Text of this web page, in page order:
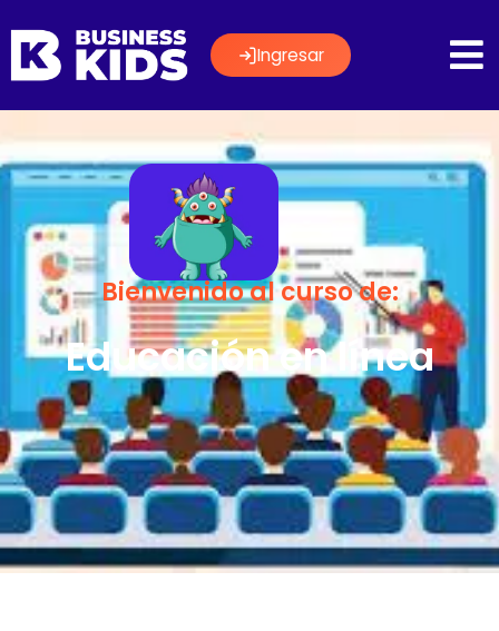
Ingresar
Bienvenido al curso de:
Educación en línea